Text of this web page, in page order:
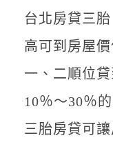
台北房貸三
高可到房屋
一、二順位
10％～30％
三胎房貸可